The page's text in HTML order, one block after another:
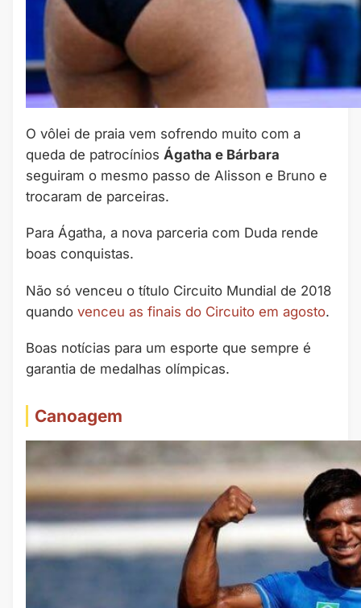
O vôlei de praia vem sofrendo muito com a
queda de patrocínios Ágatha e Bárbara
seguiram o mesmo passo de Alisson e Bruno e
trocaram de parceiras.
Para Ágatha, a nova parceria com Duda rende
boas conquistas.
Não só venceu o título Circuito Mundial de 2018
quando venceu as finais do Circuito em agosto.
Boas notícias para um esporte que sempre é
garantia de medalhas olímpicas.
Canoagem